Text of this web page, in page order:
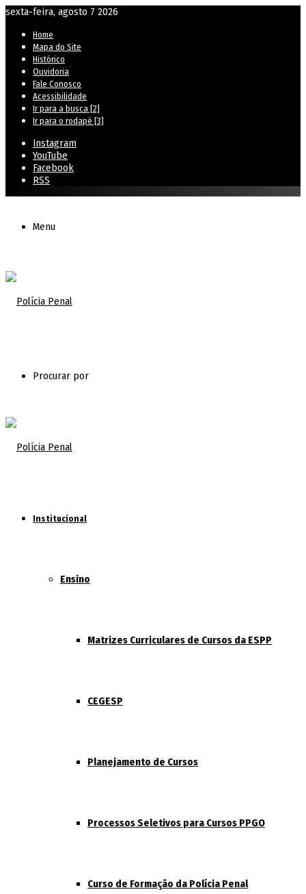
sexta-feira, agosto 7 2026
Home
Mapa do Site
Histórico
Ouvidoria
Fale Conosco
Acessibilidade
Ir para a busca [2]
Ir para o rodapé [3]
Instagram
YouTube
Facebook
RSS
Menu
Procurar por
Institucional
Ensino
Matrizes Curriculares de Cursos da ESPP
CEGESP
Planejamento de Cursos
Processos Seletivos para Cursos PPGO
Curso de Formação da Polícia Penal